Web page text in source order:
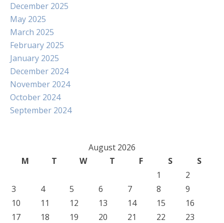
December 2025
May 2025
March 2025
February 2025
January 2025
December 2024
November 2024
October 2024
September 2024
August 2026
M
T W T F S
S
1
2
3
4 5 6 7 8
9
10
11 12 13 14 15
16
17
18 19 20 21 22
23